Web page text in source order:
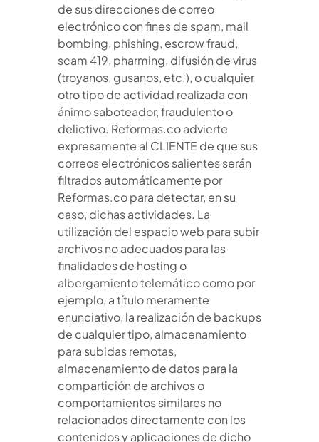
de sus direcciones de correo
electrónico con fines de spam, mail
bombing, phishing, escrow fraud,
scam 419, pharming, difusión de virus
(troyanos, gusanos, etc.), o cualquier
otro tipo de actividad realizada con
ánimo saboteador, fraudulento o
delictivo. Reformas.co advierte
expresamente al CLIENTE de que sus
correos electrónicos salientes serán
filtrados automáticamente por
Reformas.co para detectar, en su
caso, dichas actividades. La
utilización del espacio web para subir
archivos no adecuados para las
finalidades de hosting o
albergamiento telemático como por
ejemplo, a título meramente
enunciativo, la realización de backups
de cualquier tipo, almacenamiento
para subidas remotas,
almacenamiento de datos para la
compartición de archivos o
comportamientos similares no
relacionados directamente con los
contenidos y aplicaciones de dicho